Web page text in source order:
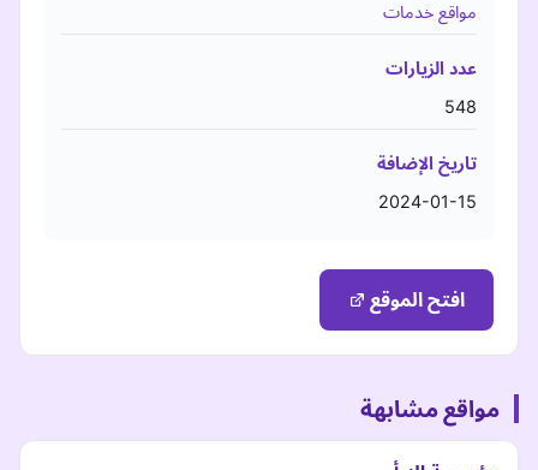
مواقع خدمات
عدد الزيارات
548
تاريخ الإضافة
2024-01-15
افتح الموقع
مواقع مشابهة